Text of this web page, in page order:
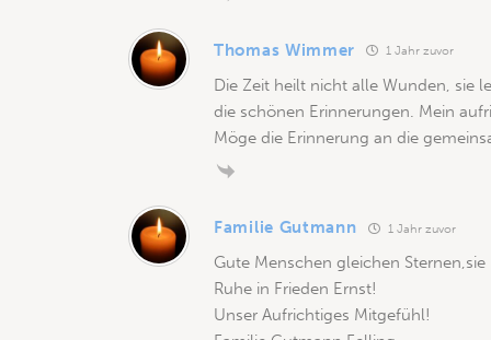
Thomas Wimmer 1 Jahr zuvor
Die Zeit heilt nicht alle Wunden, sie
die schönen Erinnerungen. Mein
Möge die Erinnerung an die
Familie Gutmann 1 Jahr zuvor
Gute Menschen gleichen
Ruhe in Frieden Ernst!
Unser Aufrichtiges Mitgefühl!